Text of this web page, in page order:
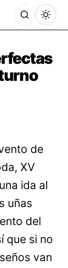
de
XV
ida al
uñas
del
que si no
van